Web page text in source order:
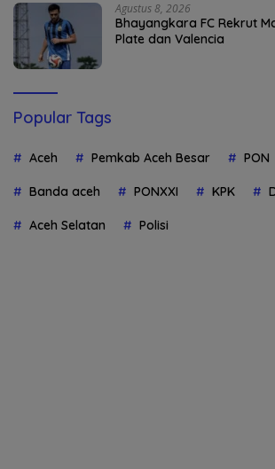
Agustus 8, 2026
Bhayangkara FC Rekrut
Plate dan Valencia
Popular Tags
Aceh Pemkab Aceh Besar PON
Banda aceh PONXXI KPK
Aceh Selatan Polisi